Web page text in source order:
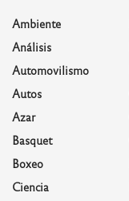
Ambiente
Análisis
Automovilismo
Autos
Azar
Basquet
Boxeo
Ciencia